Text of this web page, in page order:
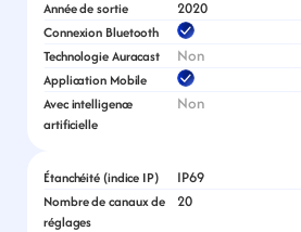
Année de sortie 2020
Connexion Bluetooth
Technologie Auracast
Non
Application Mobile
Avec intelligence
artificielle
Non
Étanchéité (indice IP) IP69
Nombre de canaux de
réglages
20